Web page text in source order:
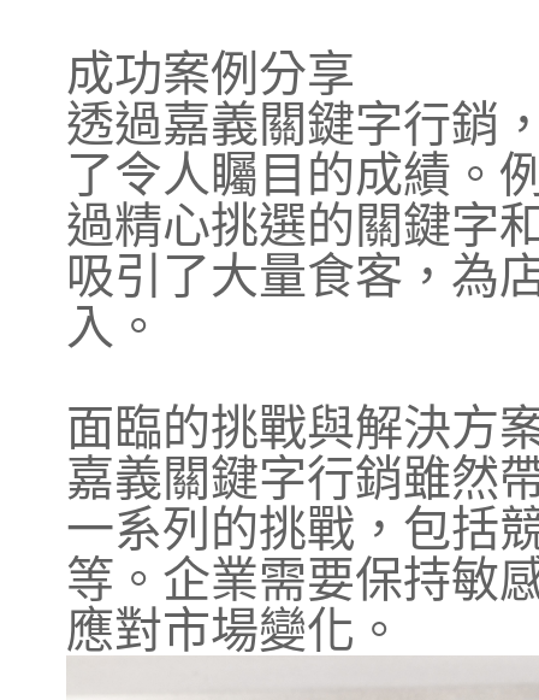
成功案例分享
透過嘉義關鍵字行銷
了令人矚目的成績。
過精心挑選的關鍵字
吸引了大量食客，為
入。
面臨的挑戰與解決方
嘉義關鍵字行銷雖然
一系列的挑戰，包括
等。企業需要保持敏
應對市場變化。